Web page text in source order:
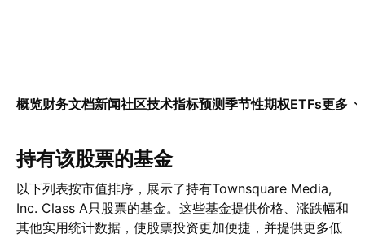
概览财务文档新闻社区技术指标预测季节性期权ETFs更多
持有该股票的基金
以下列表按市值排序，展示了持有Townsquare Media,
Inc. Class A只股票的基金。这些基金提供价格、涨跌幅和
其他实用统计数据，使股票投资更加便捷，并提供更多低